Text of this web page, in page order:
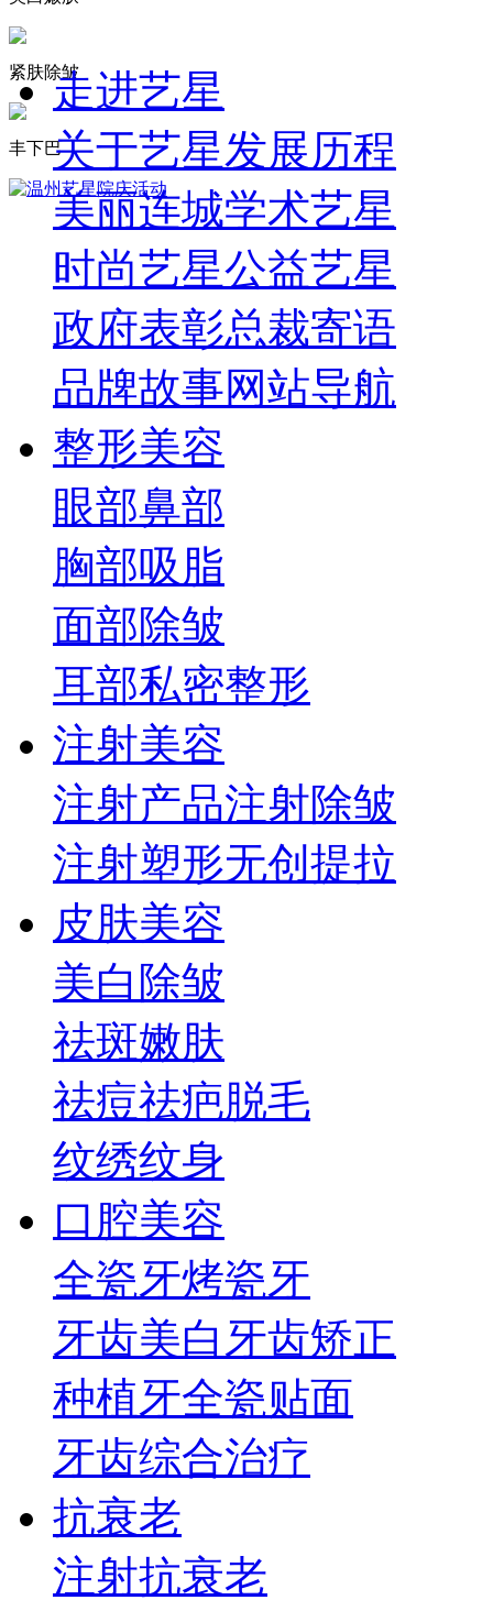
紧肤除皱
丰下巴
走进艺星
关于艺星发展历程
美丽连城学术艺星
时尚艺星公益艺星
政府表彰总裁寄语
品牌故事网站导航
整形美容
眼部鼻部
胸部吸脂
面部除皱
耳部私密整形
注射美容
注射产品注射除皱
注射塑形无创提拉
皮肤美容
美白 除皱
祛斑嫩肤
祛痘祛疤脱毛
纹绣纹身
口腔美容
全瓷牙烤瓷牙
牙齿美白 牙齿矫正
种植牙全瓷贴面
牙齿综合治疗
抗衰老
注射抗衰老